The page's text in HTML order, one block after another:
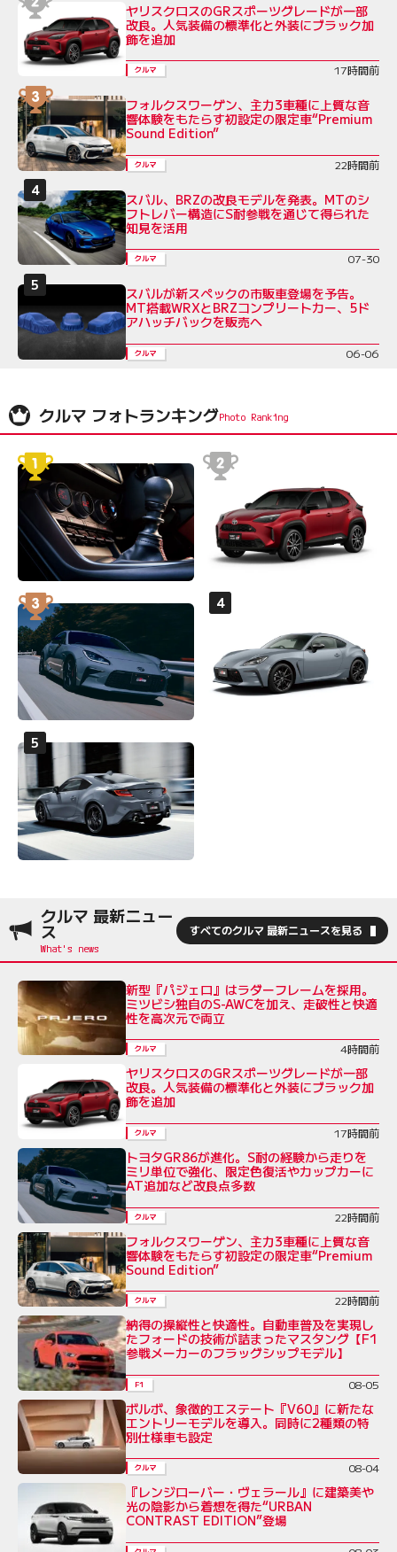
ヤリスクロスのGRスポーツグレードが一部
改良。人気装備の標準化と外装にブラック加
飾を追加
クルマ 17時間前
フォルクスワーゲン、主力3車種に上質な音
響体験をもたらす初設定の限定車“Premium
Sound Edition”
クルマ 22時間前
スバル、BRZの改良モデルを発表。MTのシ
フトレバー構造にS耐参戦を通じて得られた
知見を活用
クルマ 07-30
スバルが新スペックの市販車登場を予告。
MT搭載WRXとBRZコンプリートカー、5ド
アハッチバックを販売へ
クルマ 06-06
クルマ フォトランキング
クルマ 最新ニュー
ス すべてのクルマ 最新ニュースを見る
新型『パジェロ』はラダーフレームを採用。
ミツビシ独自のS-AWCを加え、走破性と快適
性を高次元で両立
クルマ 4時間前
ヤリスクロスのGRスポーツグレードが一部
改良。人気装備の標準化と外装にブラック加
飾を追加
クルマ 17時間前
トヨタGR86が進化。S耐の経験から走りを
ミリ単位で強化、限定色復活やカップカーに
AT追加など改良点多数
クルマ 22時間前
フォルクスワーゲン、主力3車種に上質な音
響体験をもたらす初設定の限定車“Premium
Sound Edition”
クルマ 22時間前
納得の操縦性と快適性。自動車普及を実現し
たフォードの技術が詰まったマスタング【F1
参戦メーカーのフラッグシップモデル】
F1 08-05
ボルボ、象徴的エステート『V60』に新たな
エントリーモデルを導入。同時に2種類の特
別仕様車も設定
クルマ 08-04
『レンジローバー・ヴェラール』に建築美や
光の陰影から着想を得た“URBAN
CONTRAST EDITION”登場